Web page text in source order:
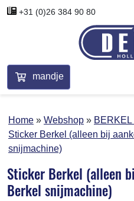
+31 (0)26 384 90 80
mandje
Home Webshop
Sticker Berkel (alleen bij
snijmachine)
Sticker Berkel (alleen
Berkel snijmachine)